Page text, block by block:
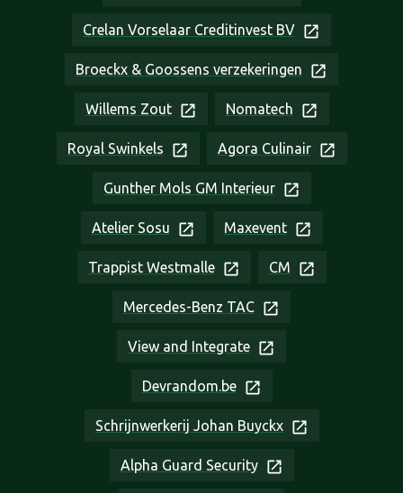
Crelan Vorselaar Creditinvest BV
Broeckx & Goossens verzekeringen
Willems Zout Nomatech
Royal Swinkels Agora Culinair
Gunther Mols GM Interieur
Atelier Sosu Maxevent
Trappist Westmalle CM
Mercedes-Benz TAC
View and Integrate
Devrandom.be
Schrijnwerkerij Johan Buyckx
Alpha Guard Security